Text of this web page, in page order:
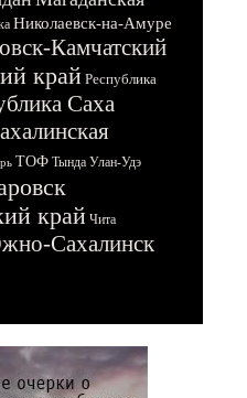
Николаевск-на-Амуре
Камчатский
крайРеспублика
Саха
ТОФ Тында Улан-Удэ
край Чита
Сахалинск